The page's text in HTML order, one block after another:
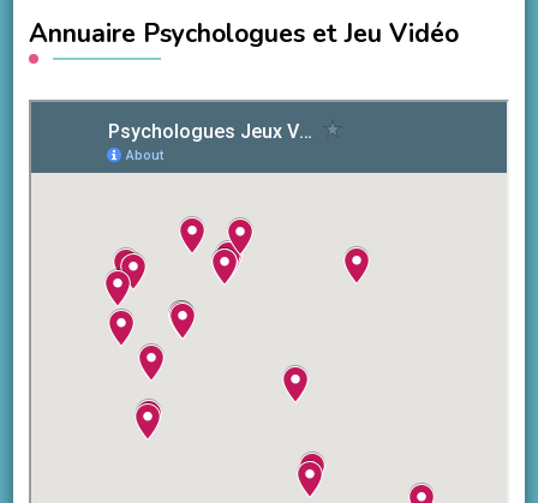
Annuaire Psychologues et Jeu Vidéo